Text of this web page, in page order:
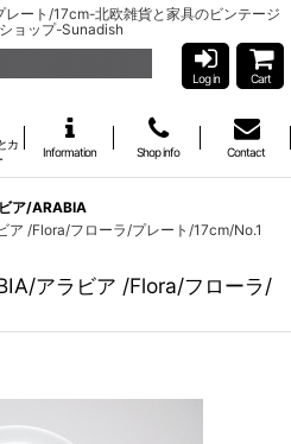
ート/17cm-北欧雑貨と家具のビンテージ
ョップ-Sunadish
Log in Cart
カ
Information Shop info Contact
ア/ARABIA
ア /Flora/フローラ/プレート/17cm/No.1
アラビア /Flora/フローラ/